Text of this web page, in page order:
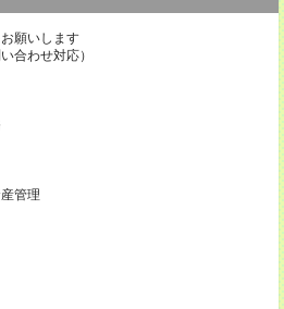
願いします
合わせ対応）
管理